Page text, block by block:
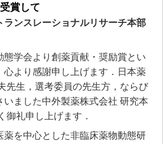
賞して
ンスレーショナルリサーチ本部
学会より創薬貢献・奨励賞とい
心より感謝申し上げます．日本薬
先生，選考委員の先生方，ならび
いました中外製薬株式会社 研究本
御礼申し上げます．
を中心とした非臨床薬物動態研